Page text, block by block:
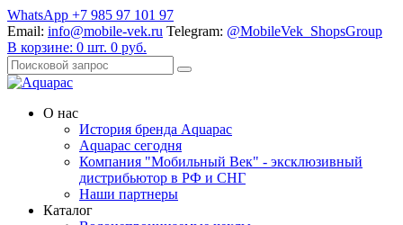
WhatsApp +7 985 97 101 97
Email: info@mobile-vek.ru Telegram: @MobileVek_ShopsGroup
В корзине: 0 шт. 0 руб.
О нас
История бренда Aquapac
Aquapac cегодня
Компания "Мобильный Век" - эксклюзивный
дистрибьютор в РФ и СНГ
Наши партнеры
Каталог